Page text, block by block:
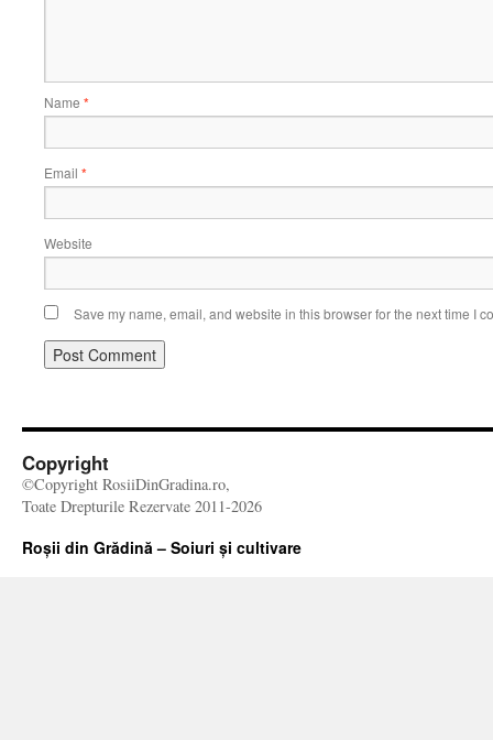
Name *
Email *
Website
Save my name, email, and website in this browser for the next time I
Copyright
©Copyright RosiiDinGradina.ro,
Toate Drepturile Rezervate 2011-2026
Roșii din Grădină – Soiuri și cultivare